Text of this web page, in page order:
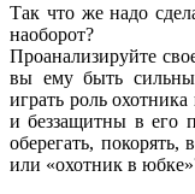
Так что же надо
наоборот?
Проанализируйте
вы ему быть
играть роль
и беззащитны в его
оберегать,
или «охотник в